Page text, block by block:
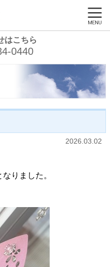
はこちら
0440
2026.03.02
りました。